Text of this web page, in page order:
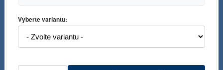
Vyberte variantu: